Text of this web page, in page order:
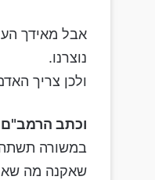
אבל מאידך
נוצרנו.
ולכן צריך
וכתב הרמב"ם
במשורה תשתה
שאקנה מה